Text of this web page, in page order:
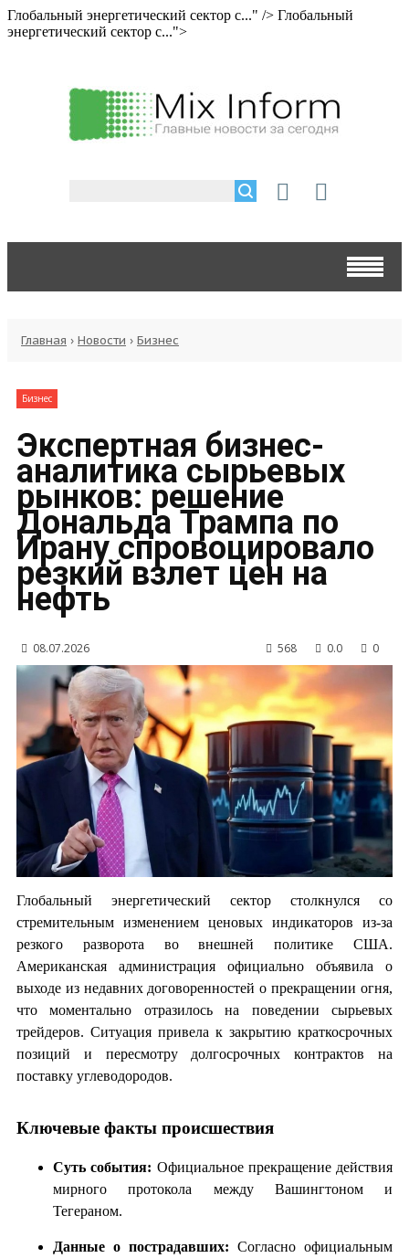
Глобальный энергетический сектор с..." /> Глобальный
энергетический сектор с...">
Главная › Новости › Бизнес
Бизнес
Экспертная бизнес-
аналитика сырьевых
рынков: решение
Дональда Трампа по
Ирану спровоцировало
резкий взлет цен на
нефть
08.07.2026 568 0.0 0
Глобальный энергетический сектор столкнулся со
стремительным изменением ценовых индикаторов из-за
резкого разворота во внешней политике США.
Американская администрация официально объявила о
выходе из недавних договоренностей о прекращении огня,
что моментально отразилось на поведении сырьевых
трейдеров. Ситуация привела к закрытию краткосрочных
позиций и пересмотру долгосрочных контрактов на
поставку углеводородов.
Ключевые факты происшествия
Суть события: Официальное прекращение действия
мирного протокола между Вашингтоном и
Тегераном.
Данные о пострадавших: Согласно официальным